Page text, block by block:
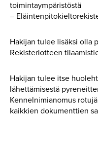
toimintaympäristöstä
–
Hakijan tulee lisäksi olla
Rekisteriotteen
Hakijan tulee itse
lähettämisestä
Kennelnimianomus
kaikkien dokumenttien